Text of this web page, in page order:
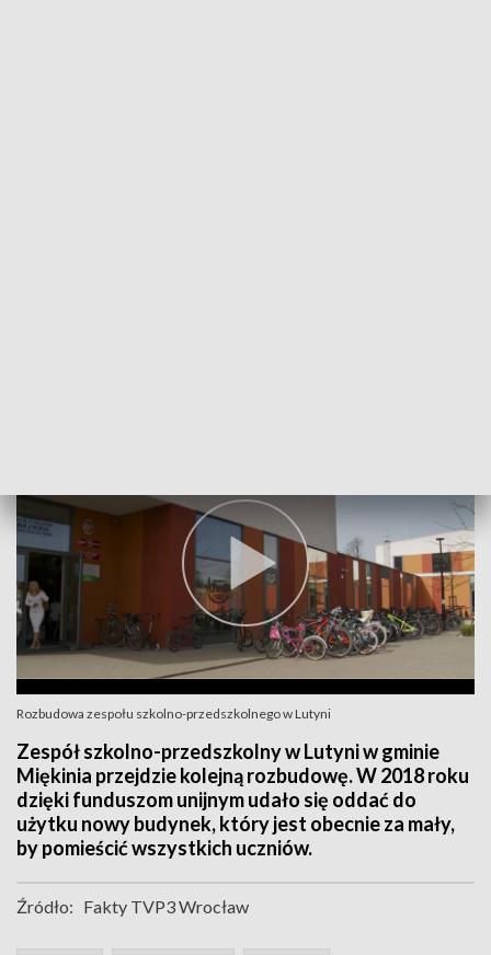
Rozbudowa zespołu szkolno-przedszkolnego w Lutyni
Zespół szkolno-przedszkolny w Lutyni w gminie
Miękinia przejdzie kolejną rozbudowę. W 2018 roku
dzięki funduszom unijnym udało się oddać do
użytku nowy budynek, który jest obecnie za mały,
by pomieścić wszystkich uczniów.
Źródło: Fakty TVP3 Wrocław